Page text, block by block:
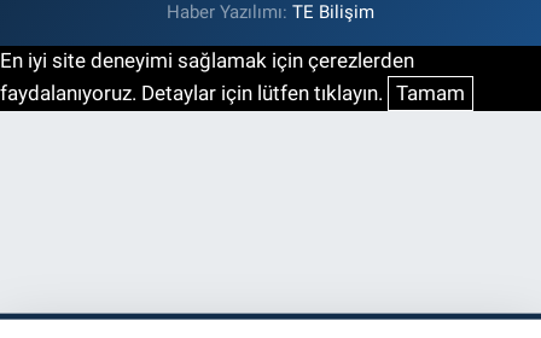
Haber Yazılımı: TE Bilişim
En iyi site deneyimi sağlamak için çerezlerden
faydalanıyoruz. Detaylar için lütfen tıklayın. Tamam